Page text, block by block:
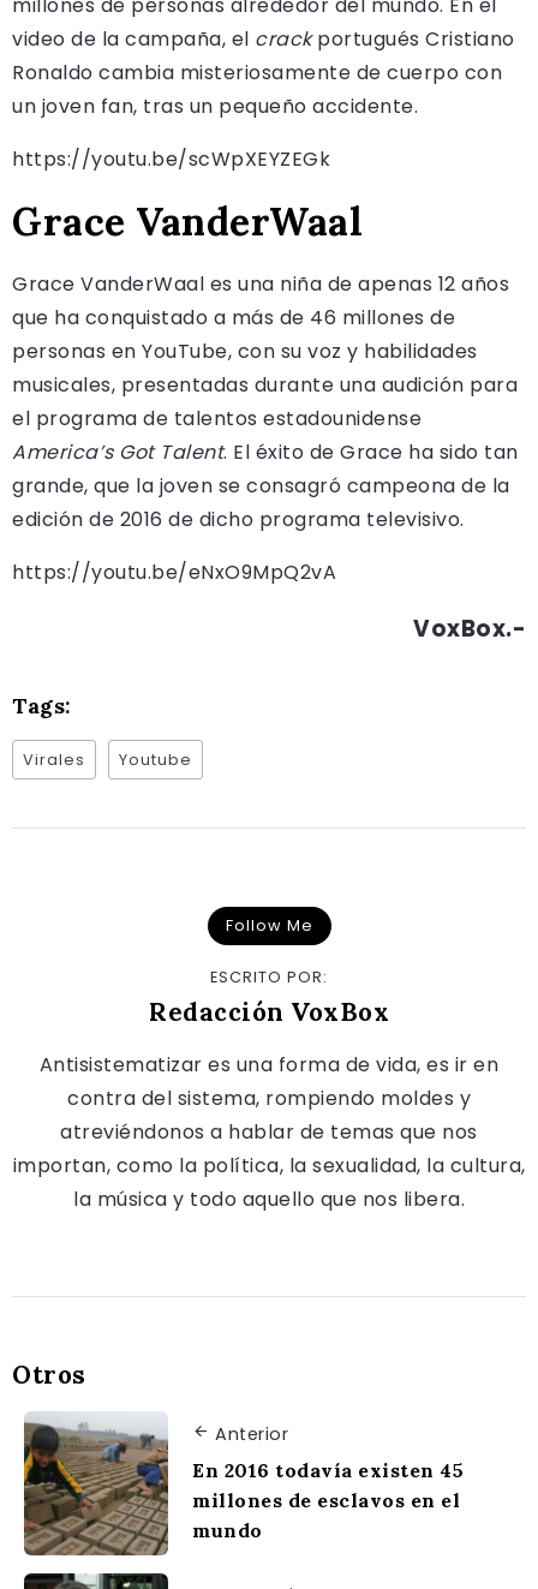
video de la campaña, el crackportugués Cristiano
Ronaldo cambia misteriosamente de cuerpo con
un joven fan, tras un pequeño accidente.
https://youtu.be/scWpXEYZEGk
Grace VanderWaal
Grace VanderWaal es una niña de apenas 12 años
que ha conquistado a más de 46 millones de
personas en YouTube, con su voz y habilidades
musicales, presentadas durante una audición para
el programa de talentos estadounidense
America’s Got Talent. El éxito de Grace ha sido tan
grande, que la joven se consagró campeona de la
edición de 2016 de dicho programa televisivo.
https://youtu.be/eNxO9MpQ2vA
VoxBox.-
Tags:
Virales Youtube
Follow Me
ESCRITO POR:
Redacción VoxBox
Antisistematizar es una forma de vida, es ir en
contra del sistema, rompiendo moldes y
atreviéndonos a hablar de temas que nos
importan, como la política, la sexualidad, la cultura,
la música y todo aquello que nos libera.
Otros
Anterior
En 2016 todavía existen 45
millones de esclavos en el
mundo